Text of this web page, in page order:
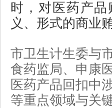
时，对医药产
义、形式的商业
市卫生计生委与
食药监局、申康
医药产品回扣中
等重点领域与关